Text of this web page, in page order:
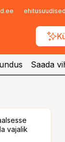
Saada
vajalik